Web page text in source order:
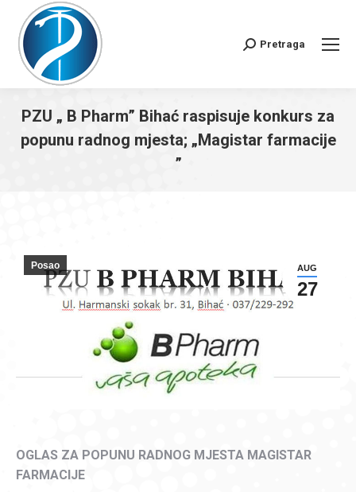
Search:
Pretraga
PZU „ B Pharm” Bihać raspisuje konkurs za
popunu radnog mjesta; „Magistar farmacije
”
AUG
27
Posao
OGLAS ZA POPUNU RADNOG MJESTA MAGISTAR
FARMACIJE